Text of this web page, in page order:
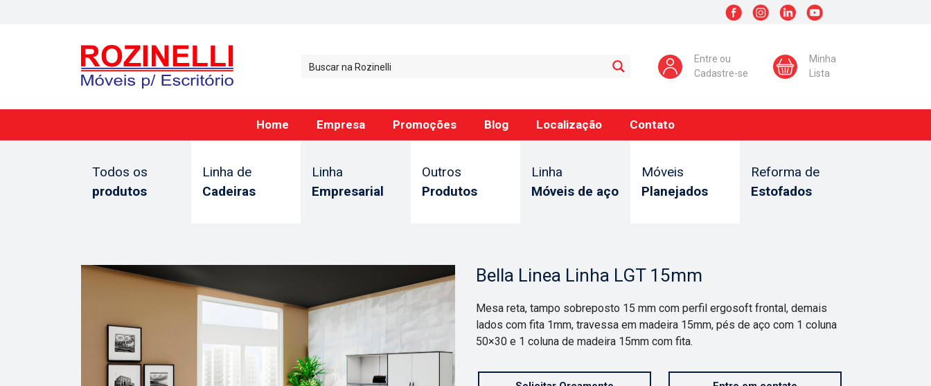
Entre ou
Cadastre-se
Minha
Lista
Home Empresa Promoções Blog Localização Contato
Todos os
produtos
Linha de
Cadeiras
Linha
Empresarial
Outros
Produtos
Linha
Móveis de aço
Móveis
Planejados
Reforma de
Estofados
Bella Linea Linha LGT 15mm
Mesa reta, tampo sobreposto 15 mm com perfil ergosoft frontal, demais
lados com fita 1mm, travessa em madeira 15mm, pés de aço com 1 coluna
50×30 e 1 coluna de madeira 15mm com fita.